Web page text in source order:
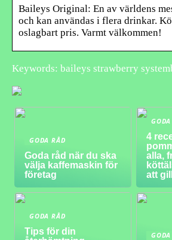
Baileys Original: En av världens
och kan användas i flera drinkar.
oslagbart pris. Varmt välkommen!
Keywords: baileys strawberry
GODA RÅD
Goda råd när du ska
välja kaffemaskin för
företag
4
alla,
att
GODA RÅD
Tips för din